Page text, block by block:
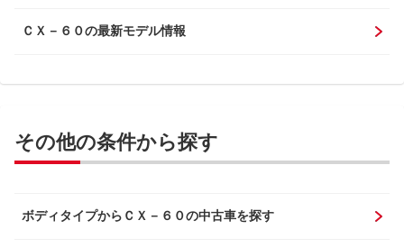
ＣＸ－６０の最新モデル情報
その他の条件から探す
ボディタイプからＣＸ－６０の中古車を探す